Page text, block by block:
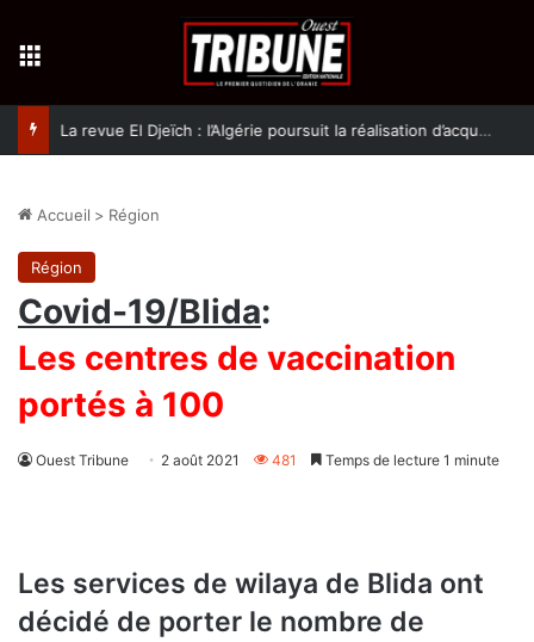
La revue El Djeïch : l’Algérie poursuit la réalisation d’acquis qualitatifs et historiques dans un climat de sécurité et de stabilité
Accueil > Région
Région
Covid-19/Blida:
Les centres de vaccination
portés à 100
Ouest Tribune 2 août 2021 481 Temps de lecture 1 minute
Les services de wilaya de Blida ont
décidé de porter le nombre de